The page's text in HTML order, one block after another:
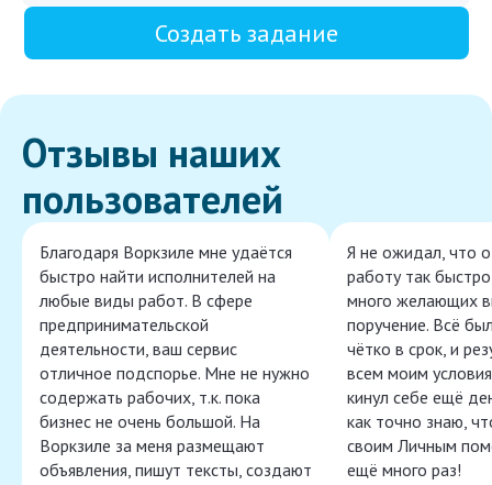
Создать задание
Отзывы наших
пользователей
Благодаря Воркзиле мне удаётся
быстро найти исполнителей на
любые виды работ. В сфере
предпринимательской
деятельности, ваш сервис
отличное подспорье. Мне не нужно
содержать рабочих, т.к. пока
бизнес не очень большой. На
Воркзиле за меня размещают
объявления, пишут тексты, создают
Я не ожидал, что
работу так
много желающих
поручение. Всё
чётко в срок, и
всем моим
кинул себе ещё
как точно знаю,
своим Личным
ещё много раз!